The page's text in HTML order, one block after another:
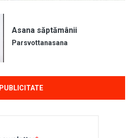
Asana săptămânii
Parsvottanasana
PUBLICITATE